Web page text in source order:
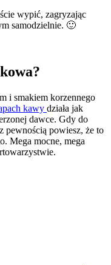
wypić, zagryzając
samodzielnie. 🙂
i smakiem korzennego
kawy działa jak
dawce. Gdy do
pewnością powiesz, że to
Mega mocne, mega